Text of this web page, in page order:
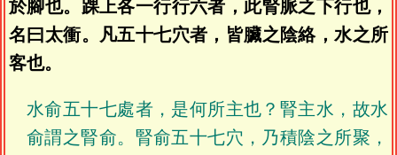
於腳也。踝上各一行行六者，此腎脈之下行也，
名曰太衝。凡五十七穴者，皆臟之陰絡，水之所
客也。
水俞五十七處者，是何所主也？腎主水，故水
俞謂之腎俞。腎俞五十七穴，乃積陰之所聚，